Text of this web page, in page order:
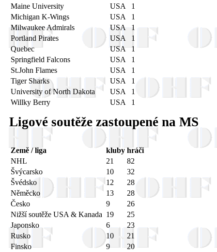
Maine University
USA
1
Michigan K-Wings
USA
1
Milwaukee Admirals
USA
1
Portland Pirates
USA
1
Quebec
USA 1
Springfield Falcons
USA
1
St.John Flames
USA
1
Tiger Sharks
USA
1
University of North Dakota
USA
1
Willky Berry
USA 1
Ligové soutěže zastoupené na MS
Země / liga kluby hráči
NHL
21
82
Švýcarsko
10
32
Švédsko
12
28
Něměcko
13
28
Česko
9
26
Nižší soutěže USA & Kanada 19
25
Japonsko
6
23
Rusko
10
21
Finsko
9
20